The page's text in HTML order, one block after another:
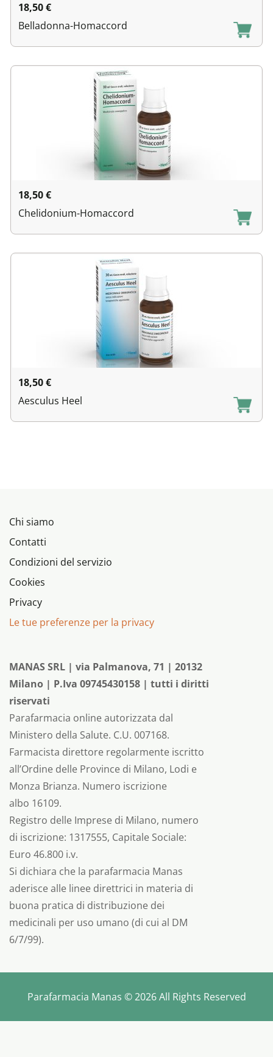
18,50€
Belladonna-Homaccord
18,50€
Chelidonium-Homaccord
18,50€
Aesculus Heel
Chi siamo
Contatti
Condizioni del servizio
Cookies
Privacy
Le tue preferenze per la privacy
MANAS SRL | via Palmanova, 71 | 20132
Milano | P.Iva 09745430158 | tutti i diritti
riservati
Parafarmacia online autorizzata dal
Ministero della Salute. C.U. 007168.
Farmacista direttore regolarmente iscritto
all’Ordine delle Province di Milano, Lodi e
Monza Brianza. Numero iscrizione
albo 16109.
Registro delle Imprese di Milano, numero
di iscrizione: 1317555, Capitale Sociale:
Euro 46.800 i.v.
Si dichiara che la parafarmacia Manas
aderisce alle linee direttrici in materia di
buona pratica di distribuzione dei
medicinali per uso umano (di cui al DM
6/7/99).
Parafarmacia Manas © 2026 All Rights Reserved